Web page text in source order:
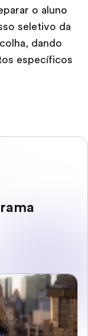
o aluno
seletivo da
dando
específicos